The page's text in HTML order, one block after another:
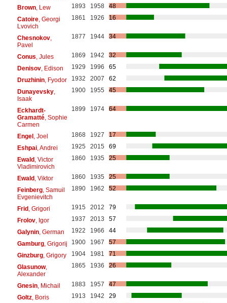
Brown, Lew 1893 1958
48
Catoire, Georgi
Lvovich
1861 1926 16
Chesnokov,
Pavel
1877 1944 34
Conus , Jules 1869 1942
32
Denisov, Edison 1929 1996
65
Druzhinin, Fyodor 1932 2007
62
Dunayevsky,
Isaak
1900 1955 45
Eckhardt-
Gramatté, Sophie
Carmen
1899 1974 64
Engel, Joel 1868 1927
17
Eshpai, Andrei 1925 2015
69
Ewald, Victor
Vladimirovich
1860 1935 25
Ewald, Viktor 1860 1935
25
Feinberg, Samuil
Evgenievitch
1890 1962 52
Frid, Grigori 1915 2012
79
Frolov, Igor 1937 2013
57
Galynin, German 1922 1966
44
Gamburg, Grigorij 1900 1967
57
Ginzburg, Grigory 1904 1981
71
Glasunow,
Alexander
1865 1936 26
Gnesin, Michail 1883 1957
47
Goltz, Boris 1913 1942
29